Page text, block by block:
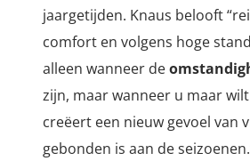
jaargetijden. Knaus belooft “
comfort en volgens hoge
alleen wanneer de
zijn, maar wanneer u maar
creëert een nieuw gevoel van
gebonden is aan de